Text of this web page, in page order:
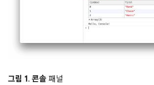
그림 1. 콘솔 패널